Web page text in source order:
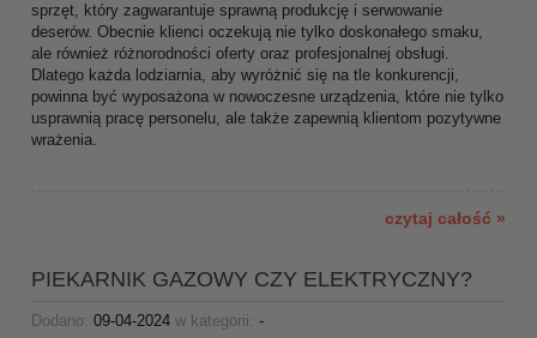
sprzęt, który zagwarantuje sprawną produkcję i serwowanie
deserów. Obecnie klienci oczekują nie tylko doskonałego smaku,
ale również różnorodności oferty oraz profesjonalnej obsługi.
Dlatego każda lodziarnia, aby wyróżnić się na tle konkurencji,
powinna być wyposażona w nowoczesne urządzenia, które nie tylko
usprawnią pracę personelu, ale także zapewnią klientom pozytywne
wrażenia.
czytaj całość »
PIEKARNIK GAZOWY CZY ELEKTRYCZNY?
Dodano: 09-04-2024 w kategorii: -